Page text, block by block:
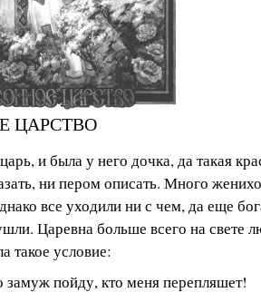
ЦАРСТВО
и была у него дочка, да такая
ни пером описать. Много
все уходили ни с чем, да еще
Царевна больше всего на свете
такое условие:
замуж пойду, кто меня перепляшет!